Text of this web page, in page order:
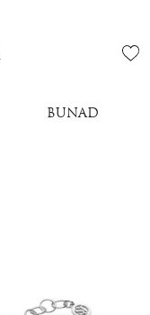
BUNAD